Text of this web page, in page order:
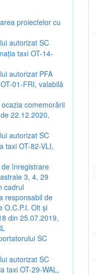
proiectelor cu
autorizat SC
taxi OT-14-
autorizat PFA
01-FRI, valabilă
comemorării
22.12.2020,
autorizat SC
taxi OT-82-VLI,
înregistrare
3, 4, 29
cadrul
responsabil de
O.C.P.I. Olt și
din 25.07.2019,
SC
autorizat SC
taxi OT-29-WAL,